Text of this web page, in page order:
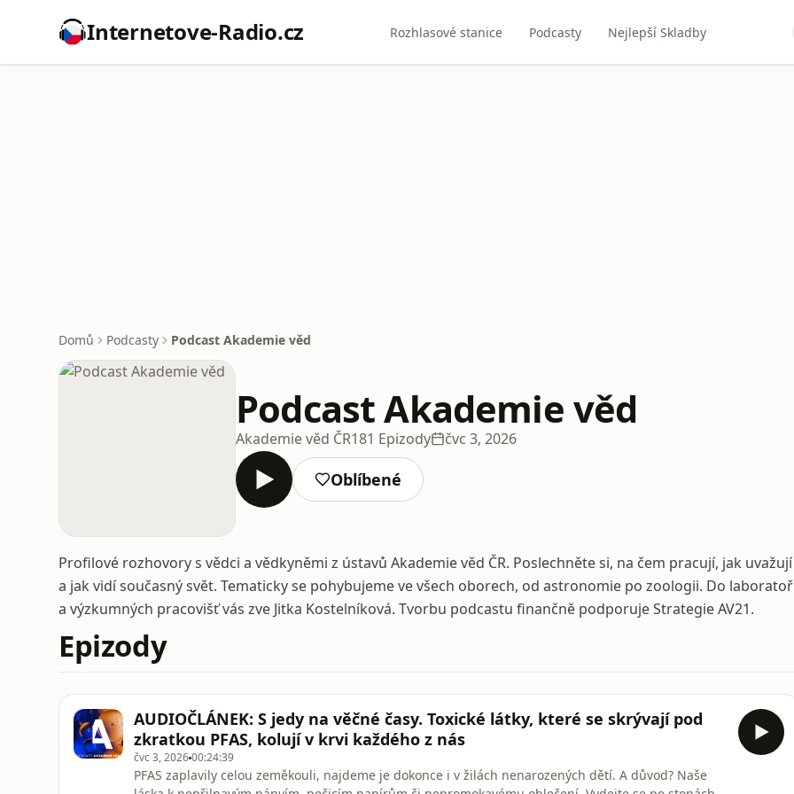
Internetove-Radio.cz Rozhlasové stanice Podcasty Nejlepší Skladby
Domů Podcasty Podcast Akademie věd
Podcast Akademie věd
Akademie věd ČR181 Epizody čvc 3, 2026
Oblíbené
Profilové rozhovory s vědci a vědkyněmi z ústavů Akademie věd ČR. Poslechněte si, na čem pracují, jak uvažují
a jak vidí současný svět. Tematicky se pohybujeme ve všech oborech, od astronomie po zoologii. Do
a výzkumných pracovišť vás zve Jitka Kostelníková. Tvorbu podcastu finančně podporuje Strategie AV21.
Epizody
AUDIOČLÁNEK: S jedy na věčné časy. Toxické látky, které se skrývají pod
zkratkou PFAS, kolují v krvi každého z nás
čvc 3, 202600:24:39
PFAS zaplavily celou zeměkouli, najdeme je dokonce i v žilách nenarozených dětí. A důvod? Naše